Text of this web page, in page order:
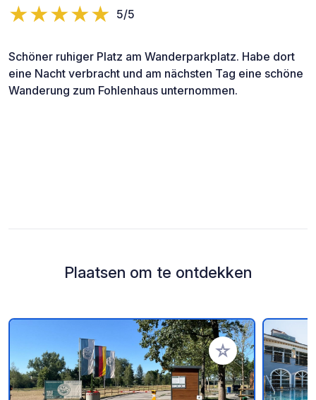
5/5
Schöner ruhiger Platz am Wanderparkplatz. Habe dort
eine Nacht verbracht und am nächsten Tag eine schöne
Wanderung zum Fohlenhaus unternommen.
Plaatsen om te ontdekken
Voeg toe aan je